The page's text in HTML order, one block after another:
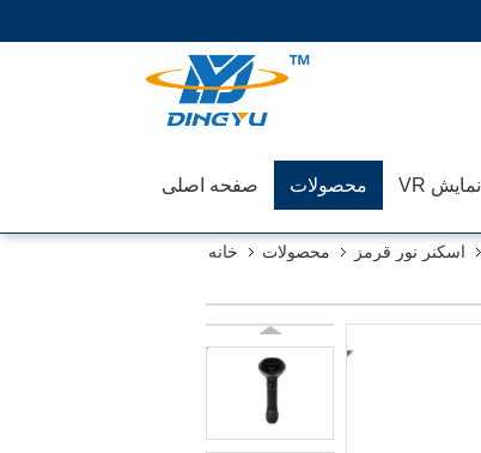
صفحه اصلی محصولات نمایش VR
خانه محصولات اسکنر نور قرمز